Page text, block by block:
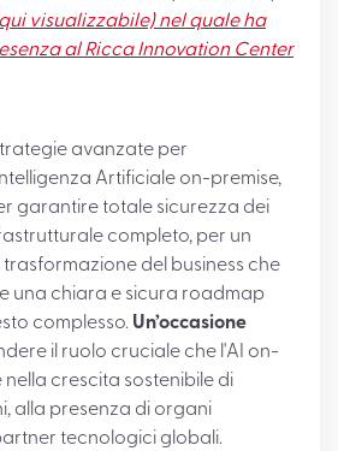
visualizzabile) nel quale ha
al Ricca Innovation Center
avanzate per
Artificiale on-premise,
garantire totale sicurezza dei
completo, per un
del business che
una chiara e sicura roadmap
complesso. Un’occasione
il ruolo cruciale che l'AI on-
crescita sostenibile di
alla presenza di organi
tecnologici globali.